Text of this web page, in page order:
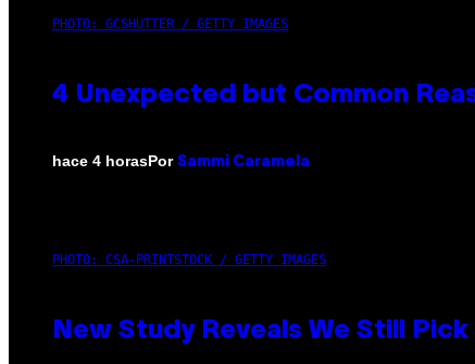
PHOTO: GCSHUTTER / GETTY IMAGES
4 Unexpected but Common
hace 4 horasPor Sammi Caramela
PHOTO: CSA-PRINTSTOCK / GETTY IMAGES
New Study Reveals We Still